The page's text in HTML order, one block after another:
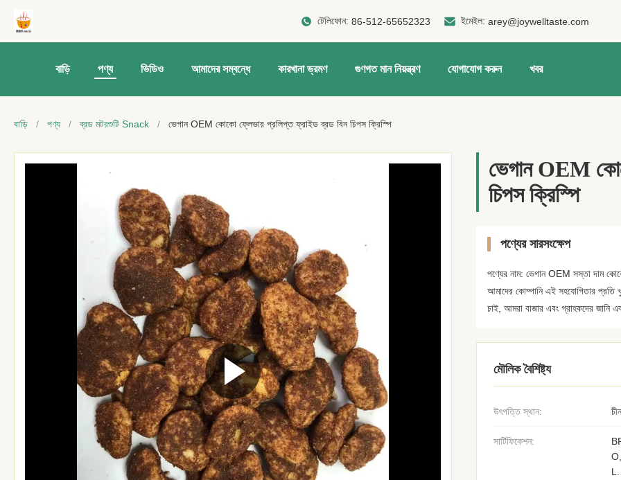
টেলিফোন:86-512-65652323 ইমেইল:arey@joywelltaste.com
বাড়ি পণ্য ভিডিও আমাদের সম্বন্ধে কারখানা ভ্রমণ গুণগত মান নিয়ন্ত্রণ যোগাযোগ করুন খবর
বাড়ি / পণ্য / ব্রড মটরশুটি Snack / ভেগান OEM কোকো ফ্লেভার প্রলিপ্ত ফ্রাইড ব্রড বিন চিপস ক্রিস্পি
ভেগান OEM
চিপস ক্রিস্পি
পণ্যের সারসংক্ষেপ
পণ্যের নাম: ভেগান OEM সস্তা দাম
আমাদের কোম্পানি এই সহযোগিতার প্রতি
চাই, আমরা বাজার এবং গ্রাহকদের জানি
মৌলিক বৈশিষ্ট্য
উৎপত্তি স্থান: চীন
সার্টিফিকেশন:
L.